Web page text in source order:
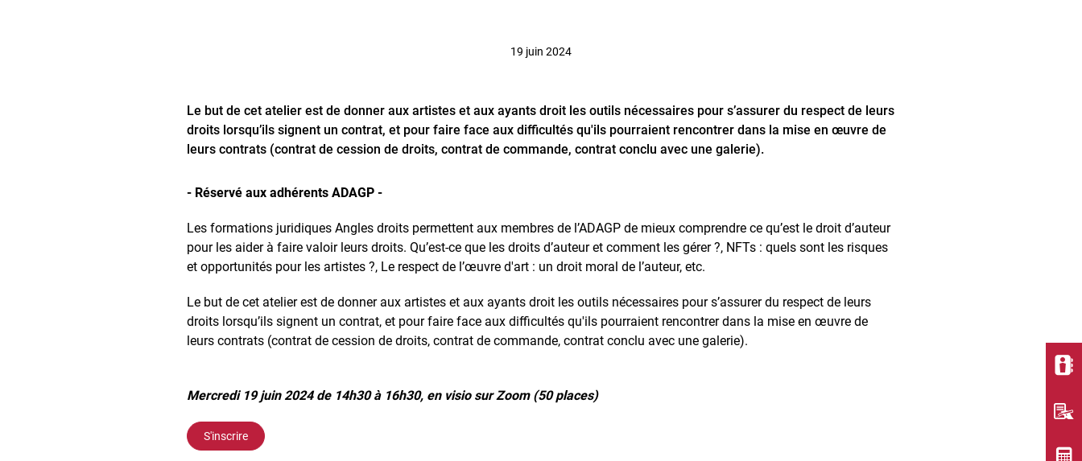
19 juin 2024
Le but de cet atelier est de donner aux artistes et aux ayants droit les outils nécessaires pour s’assurer du respect de leurs
droits lorsqu’ils signent un contrat, et pour faire face aux difficultés qu'ils pourraient rencontrer dans la mise en œuvre de
leurs contrats (contrat de cession de droits, contrat de commande, contrat conclu avec une galerie).
- Réservé aux adhérents ADAGP -
Les formations juridiques Angles droits permettent aux membres de l’ADAGP de mieux comprendre ce qu’est le droit d’auteur
pour les aider à faire valoir leurs droits. Qu’est-ce que les droits d’auteur et comment les gérer ?, NFTs : quels sont les risques
et opportunités pour les artistes ?, Le respect de l’œuvre d'art : un droit moral de l’auteur, etc.
Le but de cet atelier est de donner aux artistes et aux ayants droit les outils nécessaires pour s’assurer du respect de leurs
droits lorsqu’ils signent un contrat, et pour faire face aux difficultés qu'ils pourraient rencontrer dans la mise en œuvre de
leurs contrats (contrat de cession de droits, contrat de commande, contrat conclu avec une galerie).
Mercredi 19 juin 2024 de 14h30 à 16h30, en visio sur Zoom (50 places)
S'inscrire